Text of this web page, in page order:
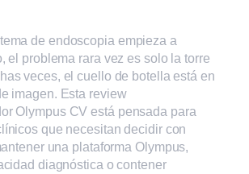
de endoscopia empieza a
el problema rara vez es solo la torre
veces, el cuello de botella está en
imagen. Esta review
Olympus CV está pensada para
que necesitan decidir con
una plataforma Olympus,
diagnóstica o contener